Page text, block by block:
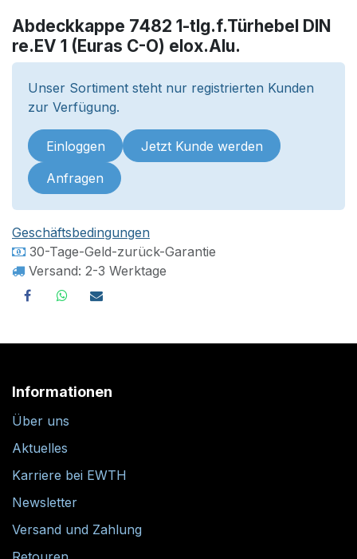
Abdeckkappe 7482 1-tlg.f.Türhebel DIN
re.EV 1 (Euras C-O) elox.Alu.
Unser Sortiment steht nur registrierten Kunden
zur Verfügung.
Einloggen Jetzt Kunde werden
Anfragen
Geschäftsbedingungen
30-Tage-Geld-zurück-Garantie
Versand: 2-3 Werktage
Informationen
Über uns
Aktuelles
Karriere bei EWTH
Newsletter
Versand und Zahlung